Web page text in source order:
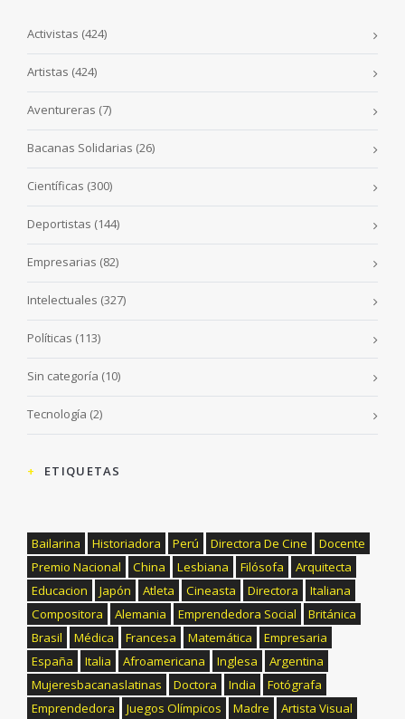
Activistas (424)
Artistas (424)
Aventureras (7)
Bacanas Solidarias (26)
Científicas (300)
Deportistas (144)
Empresarias (82)
Intelectuales (327)
Políticas (113)
Sin categoría (10)
Tecnología (2)
ETIQUETAS
Bailarina Historiadora Perú Directora De Cine
Docente
Premio Nacional
China Lesbiana Filósofa
Arquitecta
Educacion
Japón Atleta Cineasta Directora
Italiana
Compositora
Alemania Emprendedora Social
Británica
Brasil
Médica Francesa Matemática
Empresaria
España
Italia Afroamericana Inglesa
Argentina
Mujeresbacanaslatinas
Doctora India
Fotógrafa
Emprendedora
Juegos Olímpicos Madre Artista Visual